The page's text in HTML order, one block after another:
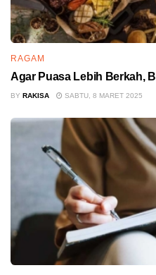
RAGAM
Agar Puasa Lebih Berkah,
BY RAKISA SABTU, 8 MARET 2025